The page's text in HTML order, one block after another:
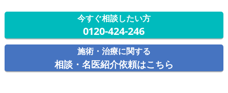
今すぐ相談したい方
0120-424-246
施術・治療に関する
相談・名医紹介依頼はこちら